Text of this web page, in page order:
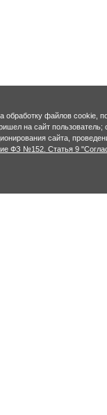
обработку файлов cookie,
на сайт
сайта,
ФЗ №152. Статья 9